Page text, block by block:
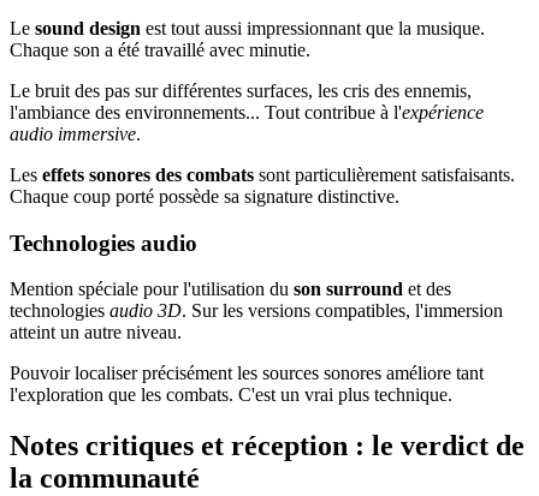
Le sound design est tout aussi impressionnant que la musique.
Chaque son a été travaillé avec minutie.
Le bruit des pas sur différentes surfaces, les cris des ennemis,
l'ambiance des environnements... Tout contribue à l'expérience
audio immersive.
Les effets sonores des combats sont particulièrement satisfaisants.
Chaque coup porté possède sa signature distinctive.
Technologies audio
Mention spéciale pour l'utilisation du son surround et des
technologies audio 3D. Sur les versions compatibles, l'immersion
atteint un autre niveau.
Pouvoir localiser précisément les sources sonores améliore tant
l'exploration que les combats. C'est un vrai plus technique.
Notes critiques et réception : le verdict de
la communauté